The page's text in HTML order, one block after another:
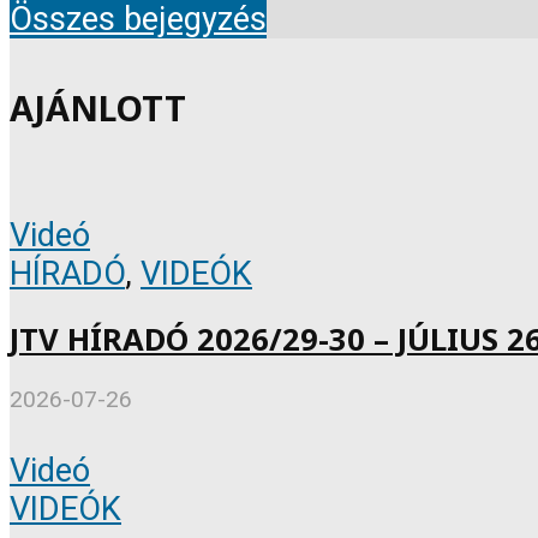
Összes bejegyzés
AJÁNLOTT
Videó
HÍRADÓ, VIDEÓK
JTV HÍRADÓ 2026/29-30 – JÚLIUS
2026-07-26
Videó
VIDEÓK